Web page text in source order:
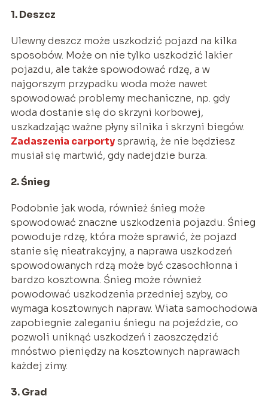
1. Deszcz
Ulewny deszcz może uszkodzić pojazd na kilka
sposobów. Może on nie tylko uszkodzić lakier
pojazdu, ale także spowodować rdzę, a w
najgorszym przypadku woda może nawet
spowodować problemy mechaniczne, np. gdy
woda dostanie się do skrzyni korbowej,
uszkadzając ważne płyny silnika i skrzyni biegów.
Zadaszenia carportysprawią, że nie będziesz
musiał się martwić, gdy nadejdzie burza.
2. Śnieg
Podobnie jak woda, również śnieg może
spowodować znaczne uszkodzenia pojazdu. Śnieg
powoduje rdzę, która może sprawić, że pojazd
stanie się nieatrakcyjny, a naprawa uszkodzeń
spowodowanych rdzą może być czasochłonna i
bardzo kosztowna. Śnieg może również
powodować uszkodzenia przedniej szyby, co
wymaga kosztownych napraw. Wiata samochodowa
zapobiegnie zaleganiu śniegu na pojeździe, co
pozwoli uniknąć uszkodzeń i zaoszczędzić
mnóstwo pieniędzy na kosztownych naprawach
każdej zimy.
3. Grad